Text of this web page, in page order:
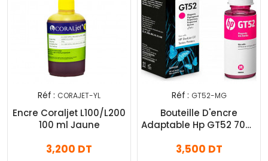
Réf : CORAJET-YL
Encre Coraljet L100/L200
100 ml Jaune
3,200 DT
Réf : GT52-MG
Bouteille D'encre
Adaptable Hp GT52 70ml
3,500 DT